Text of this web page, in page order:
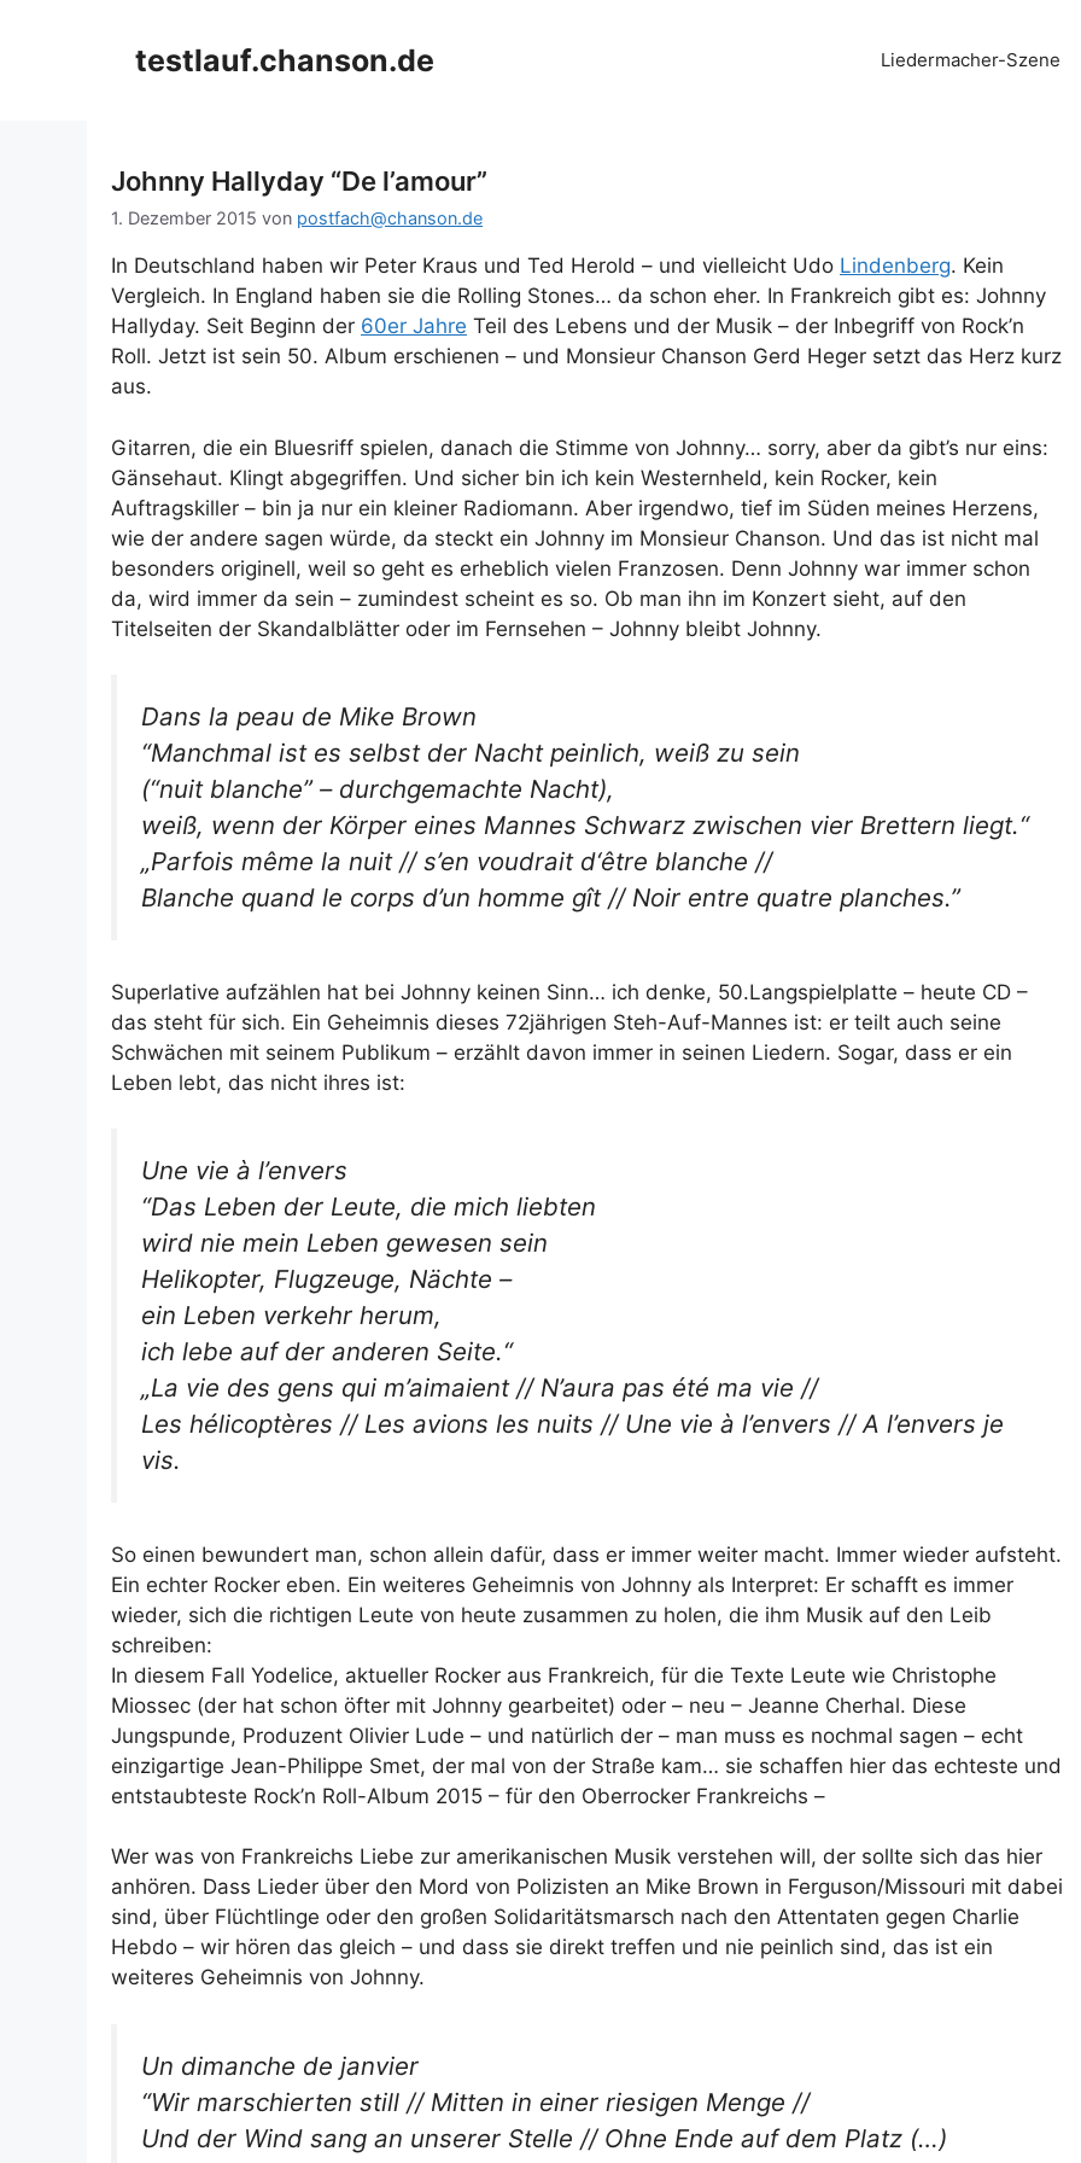
testlauf.chanson.de Liedermacher-Szene
Johnny Hallyday “De l’amour”
1. Dezember 2015 von postfach@chanson.de
In Deutschland haben wir Peter Kraus und Ted Herold – und vielleicht Udo Lindenberg. Kein
Vergleich. In England haben sie die Rolling Stones… da schon eher. In Frankreich gibt es: Johnny
Hallyday. Seit Beginn der 60er Jahre Teil des Lebens und der Musik – der Inbegriff von Rock’n
Roll. Jetzt ist sein 50. Album erschienen – und Monsieur Chanson Gerd Heger setzt das Herz kurz
aus.
Gitarren, die ein Bluesriff spielen, danach die Stimme von Johnny… sorry, aber da gibt’s nur eins:
Gänsehaut. Klingt abgegriffen. Und sicher bin ich kein Westernheld, kein Rocker, kein
Auftragskiller – bin ja nur ein kleiner Radiomann. Aber irgendwo, tief im Süden meines Herzens,
wie der andere sagen würde, da steckt ein Johnny im Monsieur Chanson. Und das ist nicht mal
besonders originell, weil so geht es erheblich vielen Franzosen. Denn Johnny war immer schon
da, wird immer da sein – zumindest scheint es so. Ob man ihn im Konzert sieht, auf den
Titelseiten der Skandalblätter oder im Fernsehen – Johnny bleibt Johnny.
Dans la peau de Mike Brown
“Manchmal ist es selbst der Nacht peinlich, weiß zu sein
(“nuit blanche” – durchgemachte Nacht),
weiß, wenn der Körper eines Mannes Schwarz zwischen vier Brettern liegt.“
„Parfois même la nuit // s’en voudrait d‘être blanche //
Blanche quand le corps d’un homme gît // Noir entre quatre planches.”
Superlative aufzählen hat bei Johnny keinen Sinn… ich denke, 50.Langspielplatte – heute CD –
das steht für sich. Ein Geheimnis dieses 72jährigen Steh-Auf-Mannes ist: er teilt auch seine
Schwächen mit seinem Publikum – erzählt davon immer in seinen Liedern. Sogar, dass er ein
Leben lebt, das nicht ihres ist:
Une vie à l’envers
“Das Leben der Leute, die mich liebten
wird nie mein Leben gewesen sein
Helikopter, Flugzeuge, Nächte –
ein Leben verkehr herum,
ich lebe auf der anderen Seite.“
„La vie des gens qui m’aimaient // N’aura pas été ma vie //
Les hélicoptères // Les avions les nuits // Une vie à l’envers // A l’envers je
vis.
So einen bewundert man, schon allein dafür, dass er immer weiter macht. Immer wieder aufsteht.
Ein echter Rocker eben. Ein weiteres Geheimnis von Johnny als Interpret: Er schafft es immer
wieder, sich die richtigen Leute von heute zusammen zu holen, die ihm Musik auf den Leib
schreiben:
In diesem Fall Yodelice, aktueller Rocker aus Frankreich, für die Texte Leute wie Christophe
Miossec (der hat schon öfter mit Johnny gearbeitet) oder – neu – Jeanne Cherhal. Diese
Jungspunde, Produzent Olivier Lude – und natürlich der – man muss es nochmal sagen – echt
einzigartige Jean-Philippe Smet, der mal von der Straße kam… sie schaffen hier das echteste und
entstaubteste Rock’n Roll-Album 2015 – für den Oberrocker Frankreichs –
Wer was von Frankreichs Liebe zur amerikanischen Musik verstehen will, der sollte sich das hier
anhören. Dass Lieder über den Mord von Polizisten an Mike Brown in Ferguson/Missouri mit dabei
sind, über Flüchtlinge oder den großen Solidaritätsmarsch nach den Attentaten gegen Charlie
Hebdo – wir hören das gleich – und dass sie direkt treffen und nie peinlich sind, das ist ein
weiteres Geheimnis von Johnny.
Un dimanche de janvier
“Wir marschierten still // Mitten in einer riesigen Menge //
Und der Wind sang an unserer Stelle // Ohne Ende auf dem Platz (…)